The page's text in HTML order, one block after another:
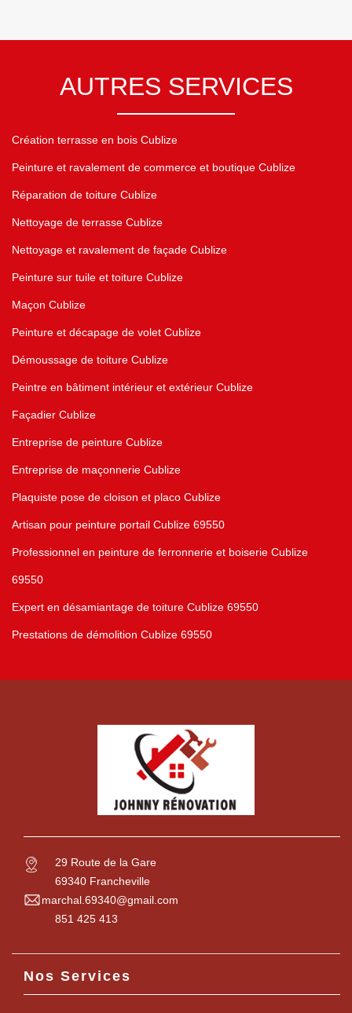
AUTRES SERVICES
Création terrasse en bois Cublize
Peinture et ravalement de commerce et boutique Cublize
Réparation de toiture Cublize
Nettoyage de terrasse Cublize
Nettoyage et ravalement de façade Cublize
Peinture sur tuile et toiture Cublize
Maçon Cublize
Peinture et décapage de volet Cublize
Démoussage de toiture Cublize
Peintre en bâtiment intérieur et extérieur Cublize
Façadier Cublize
Entreprise de peinture Cublize
Entreprise de maçonnerie Cublize
Plaquiste pose de cloison et placo Cublize
Artisan pour peinture portail Cublize 69550
Professionnel en peinture de ferronnerie et boiserie Cublize
69550
Expert en désamiantage de toiture Cublize 69550
Prestations de démolition Cublize 69550
29 Route de la Gare
69340 Francheville
marchal.69340@gmail.com
851 425 413
Nos Services